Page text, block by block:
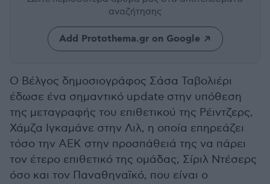
αναζήτησης
Add Protothema.gr on Google
Ο Βέλγος δημοσιογράφος Σάσα Ταβολιέρι
έδωσε ένα σημαντικό update στην υπόθεση
της μεταγραφής του επιθετικού της Ρέιντζερς,
Χάμζα Ιγκαμάνε στην Λιλ, η οποία επηρεάζει
τόσο την ΑΕΚ στην προσπάθειά της να πάρει
τον έτερο επιθετικό της ομάδας, Σίριλ Ντέσερς
όσο και τον Παναθηναϊκό, που είναι ο